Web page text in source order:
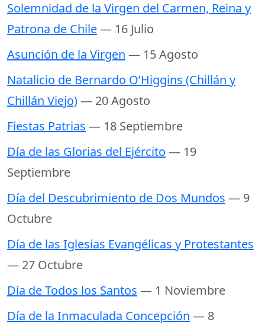
Solemnidad de la Virgen del Carmen, Reina y
Patrona de Chile— 16 Julio
Asunción de la Virgen — 15 Agosto
Natalicio de Bernardo O’Higgins (Chillán y
Chillán Viejo)— 20 Agosto
Fiestas Patrias — 18 Septiembre
Día de las Glorias del Ejército — 19
Septiembre
Día del Descubrimiento de Dos Mundos — 9
Octubre
Día de las Iglesias Evangélicas y Protestantes
— 27 Octubre
Día de Todos los Santos — 1 Noviembre
Día de la Inmaculada Concepción — 8